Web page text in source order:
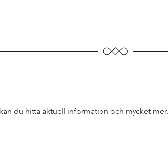
kan du hitta aktuell information och mycket mer.